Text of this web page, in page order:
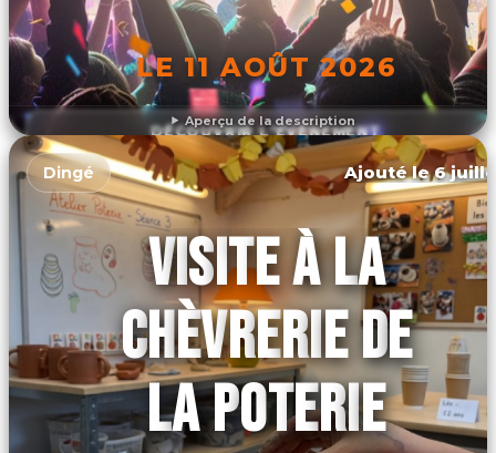
Aperçu de la description
LE 11 AOÛT 2026
DÉCOUVRIR L'ÉVÉNEMENT
Dingé Ajouté le 6
VISITE À LA
CHÈVRERIE DE
LA POTERIE